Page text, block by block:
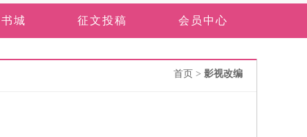
书城 征文投稿 会员中心
首页 > 影视改编